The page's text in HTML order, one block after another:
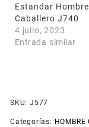
Estandar Hombre
Caballero J740
4 julio, 2023
Entrada similar
SKU: J577
Categorías: HOMBRE